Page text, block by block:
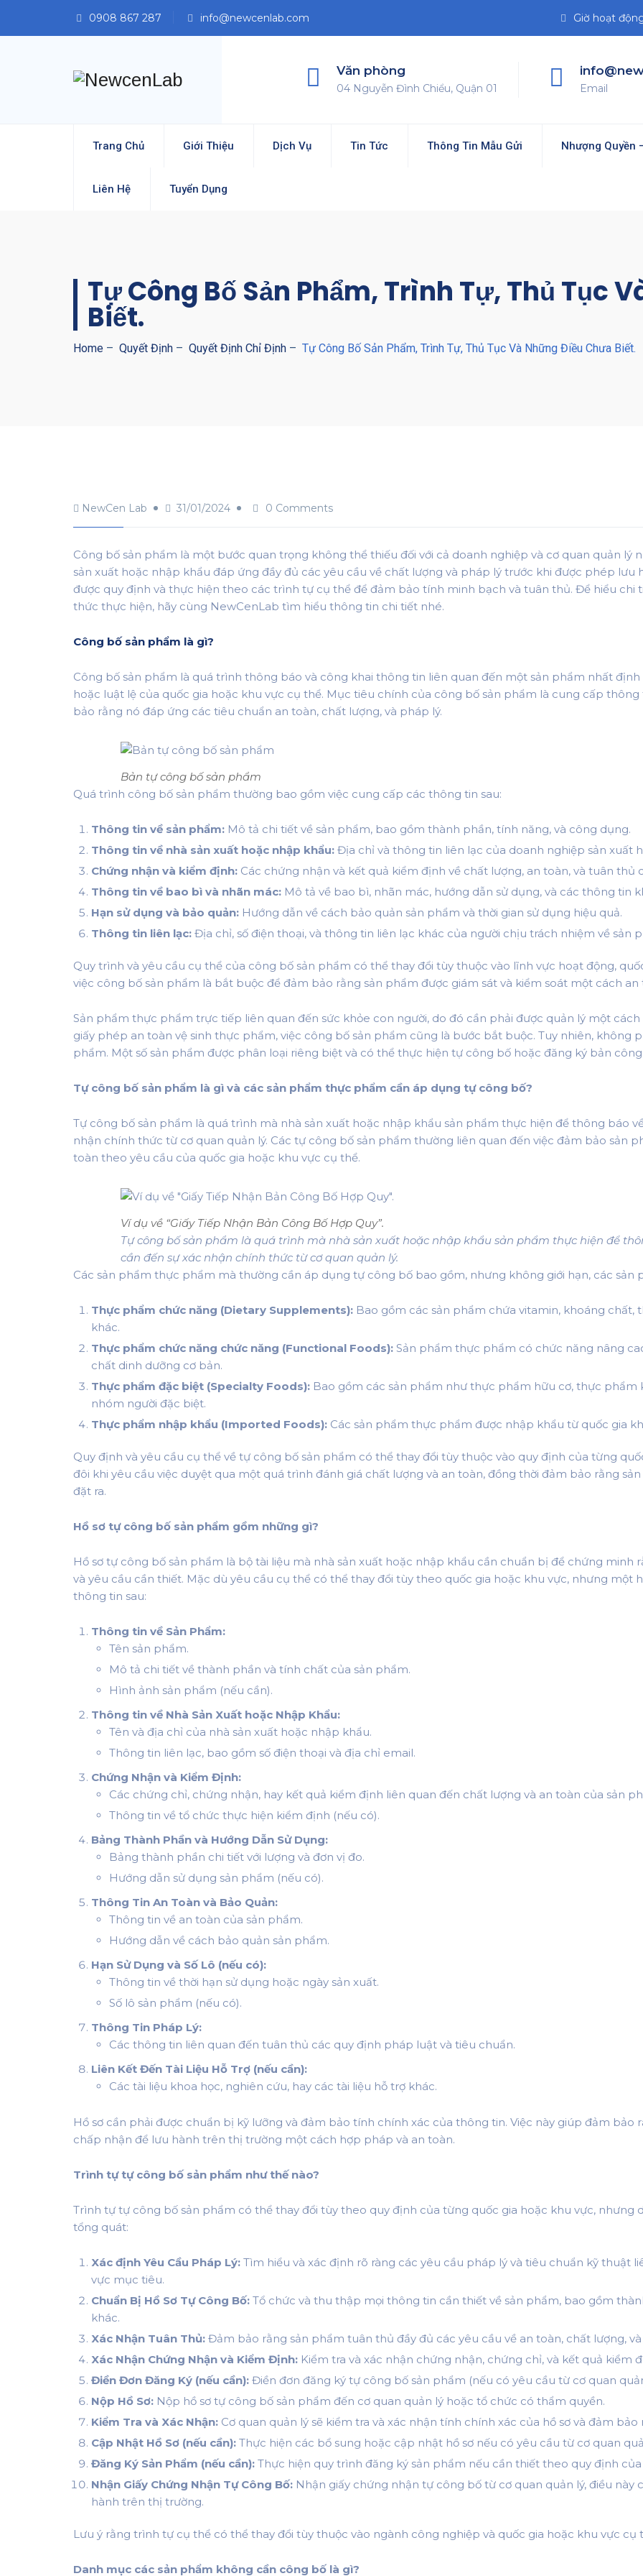
0908 867 287 info@newcenlab.com Giờ hoạt
Văn phòng
04 Nguyễn Đình Chiểu, Quận 01 Email
Trang Chủ Giới Thiệu Dịch Vụ Tin Tức Thông Tin Mẫu Gửi Nhượng Quyền
Liên Hệ Tuyển Dụng
Tự Công Bố Sản Phẩm, Trình Tự, Thủ Tục
Biết.
Home – Quyết Định – Quyết Định Chỉ Định – Tự Công Bố Sản Phẩm, Trình Tự, Thủ Tục Và Những Điều Chưa Biết.
NewCen Lab 31/01/2024 0 Comments
Công bố sản phẩm là một bước quan trọng không thể thiếu đối với cả doanh nghiệp và cơ quan quản lý
sản xuất hoặc nhập khẩu đáp ứng đầy đủ các yêu cầu về chất lượng và pháp lý trước khi được phép lưu
được quy định và thực hiện theo các trình tự cụ thể để đảm bảo tính minh bạch và tuân thủ. Để hiểu chi
thức thực hiện, hãy cùng NewCenLab tìm hiểu thông tin chi tiết nhé.
Công bố sản phẩm là gì?
Công bố sản phẩm là quá trình thông báo và công khai thông tin liên quan đến một sản phẩm nhất
hoặc luật lệ của quốc gia hoặc khu vực cụ thể. Mục tiêu chính của công bố sản phẩm là cung cấp
bảo rằng nó đáp ứng các tiêu chuẩn an toàn, chất lượng, và pháp lý.
Bản tự công bố sản phẩm
Quá trình công bố sản phẩm thường bao gồm việc cung cấp các thông tin sau:
Thông tin về sản phẩm: Mô tả chi tiết về sản phẩm, bao gồm thành phần, tính năng, và công dụng.
Thông tin về nhà sản xuất hoặc nhập khẩu: Địa chỉ và thông tin liên lạc của doanh nghiệp sản xuất
Chứng nhận và kiểm định: Các chứng nhận và kết quả kiểm định về chất lượng, an toàn, và tuân thủ
Thông tin về bao bì và nhãn mác: Mô tả về bao bì, nhãn mác, hướng dẫn sử dụng, và các thông tin
Hạn sử dụng và bảo quản: Hướng dẫn về cách bảo quản sản phẩm và thời gian sử dụng hiệu quả.
Thông tin liên lạc: Địa chỉ, số điện thoại, và thông tin liên lạc khác của người chịu trách nhiệm về sản
Quy trình và yêu cầu cụ thể của công bố sản phẩm có thể thay đổi tùy thuộc vào lĩnh vực hoạt động,
việc công bố sản phẩm là bắt buộc để đảm bảo rằng sản phẩm được giám sát và kiểm soát một cách
Sản phẩm thực phẩm trực tiếp liên quan đến sức khỏe con người, do đó cần phải được quản lý một
giấy phép an toàn vệ sinh thực phẩm, việc công bố sản phẩm cũng là bước bắt buộc. Tuy nhiên, không
phẩm. Một số sản phẩm được phân loại riêng biệt và có thể thực hiện tự công bố hoặc đăng ký bản
Tự công bố sản phẩm là gì và các sản phẩm thực phẩm cần áp dụng tự công bố?
Tự công bố sản phẩm là quá trình mà nhà sản xuất hoặc nhập khẩu sản phẩm thực hiện để thông báo
nhận chính thức từ cơ quan quản lý. Các tự công bố sản phẩm thường liên quan đến việc đảm bảo sản
toàn theo yêu cầu của quốc gia hoặc khu vực cụ thể.
Ví dụ về “Giấy Tiếp Nhận Bản Công Bố Hợp Quy”.
Tự công bố sản phẩm là quá trình mà nhà sản xuất hoặc nhập khẩu sản phẩm thực hiện để
cần đến sự xác nhận chính thức từ cơ quan quản lý.
Các sản phẩm thực phẩm mà thường cần áp dụng tự công bố bao gồm, nhưng không giới hạn, các sản
Thực phẩm chức năng (Dietary Supplements): Bao gồm các sản phẩm chứa vitamin, khoáng chất,
khác.
Thực phẩm chức năng chức năng (Functional Foods): Sản phẩm thực phẩm có chức năng nâng
chất dinh dưỡng cơ bản.
Thực phẩm đặc biệt (Specialty Foods): Bao gồm các sản phẩm như thực phẩm hữu cơ, thực
nhóm người đặc biệt.
Thực phẩm nhập khẩu (Imported Foods): Các sản phẩm thực phẩm được nhập khẩu từ quốc gia
Quy định và yêu cầu cụ thể về tự công bố sản phẩm có thể thay đổi tùy thuộc vào quy định của từng
đôi khi yêu cầu việc duyệt qua một quá trình đánh giá chất lượng và an toàn, đồng thời đảm bảo rằng
đặt ra.
Hồ sơ tự công bố sản phẩm gồm những gì?
Hồ sơ tự công bố sản phẩm là bộ tài liệu mà nhà sản xuất hoặc nhập khẩu cần chuẩn bị để chứng
và yêu cầu cần thiết. Mặc dù yêu cầu cụ thể có thể thay đổi tùy theo quốc gia hoặc khu vực, nhưng một
thông tin sau:
Thông tin về Sản Phẩm:
Tên sản phẩm.
Mô tả chi tiết về thành phần và tính chất của sản phẩm.
Hình ảnh sản phẩm (nếu cần).
Thông tin về Nhà Sản Xuất hoặc Nhập Khẩu:
Tên và địa chỉ của nhà sản xuất hoặc nhập khẩu.
Thông tin liên lạc, bao gồm số điện thoại và địa chỉ email.
Chứng Nhận và Kiểm Định:
Các chứng chỉ, chứng nhận, hay kết quả kiểm định liên quan đến chất lượng và an toàn của sản
Thông tin về tổ chức thực hiện kiểm định (nếu có).
Bảng Thành Phần và Hướng Dẫn Sử Dụng:
Bảng thành phần chi tiết với lượng và đơn vị đo.
Hướng dẫn sử dụng sản phẩm (nếu có).
Thông Tin An Toàn và Bảo Quản:
Thông tin về an toàn của sản phẩm.
Hướng dẫn về cách bảo quản sản phẩm.
Hạn Sử Dụng và Số Lô (nếu có):
Thông tin về thời hạn sử dụng hoặc ngày sản xuất.
Số lô sản phẩm (nếu có).
Thông Tin Pháp Lý:
Các thông tin liên quan đến tuân thủ các quy định pháp luật và tiêu chuẩn.
Liên Kết Đến Tài Liệu Hỗ Trợ (nếu cần):
Các tài liệu khoa học, nghiên cứu, hay các tài liệu hỗ trợ khác.
Hồ sơ cần phải được chuẩn bị kỹ lưỡng và đảm bảo tính chính xác của thông tin. Việc này giúp đảm bảo
chấp nhận để lưu hành trên thị trường một cách hợp pháp và an toàn.
Trình tự tự công bố sản phẩm như thế nào?
Trình tự tự công bố sản phẩm có thể thay đổi tùy theo quy định của từng quốc gia hoặc khu vực,
tổng quát:
Xác định Yêu Cầu Pháp Lý: Tìm hiểu và xác định rõ ràng các yêu cầu pháp lý và tiêu chuẩn kỹ thuật
vực mục tiêu.
Chuẩn Bị Hồ Sơ Tự Công Bố: Tổ chức và thu thập mọi thông tin cần thiết về sản phẩm, bao gồm
khác.
Xác Nhận Tuân Thủ: Đảm bảo rằng sản phẩm tuân thủ đầy đủ các yêu cầu về an toàn, chất lượng,
Xác Nhận Chứng Nhận và Kiểm Định: Kiểm tra và xác nhận chứng nhận, chứng chỉ, và kết quả kiểm
Điền Đơn Đăng Ký (nếu cần): Điền đơn đăng ký tự công bố sản phẩm (nếu có yêu cầu từ cơ quan
Nộp Hồ Sơ: Nộp hồ sơ tự công bố sản phẩm đến cơ quan quản lý hoặc tổ chức có thẩm quyền.
Kiểm Tra và Xác Nhận: Cơ quan quản lý sẽ kiểm tra và xác nhận tính chính xác của hồ sơ và đảm
Cập Nhật Hồ Sơ (nếu cần): Thực hiện các bổ sung hoặc cập nhật hồ sơ nếu có yêu cầu từ cơ quan
Đăng Ký Sản Phẩm (nếu cần): Thực hiện quy trình đăng ký sản phẩm nếu cần thiết theo quy định
Nhận Giấy Chứng Nhận Tự Công Bố: Nhận giấy chứng nhận tự công bố từ cơ quan quản lý, điều
hành trên thị trường.
Lưu ý rằng trình tự cụ thể có thể thay đổi tùy thuộc vào ngành công nghiệp và quốc gia hoặc khu vực
Danh mục các sản phẩm không cần công bố là gì?